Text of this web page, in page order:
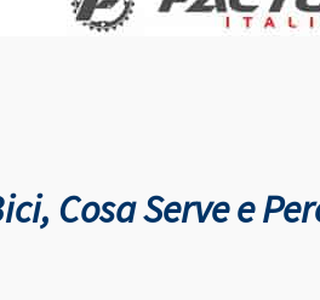
Cosa Serve e